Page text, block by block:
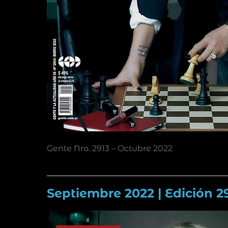
Gente Nro. 2913 – Octubre 2022
Septiembre 2022 | Edición